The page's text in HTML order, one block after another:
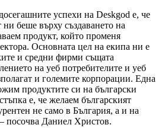
успехи на Deskgod е, че
беше върху създаването на
продукт, който променя
Основната цел на екипа ни е
и средни фирми същата
на уеб потребителите и уеб
и големите корпорации. Една
продуктите си на български
е, че желаем българският
не само в България, а и на
посочва Даниел Христов.